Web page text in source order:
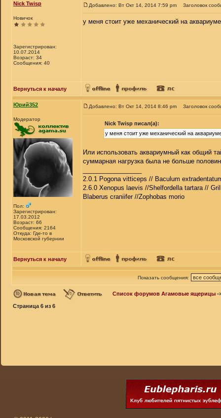
Nick Twisp
Новичок
Зарегистрирован:
10.07.2014
Возраст: 34
Сообщения: 40
Добавлено: Вт Окт 14, 2014 7:59 pm Заголовок
у меня стоит уже механический на
Вернуться к началу
Юрий352
Модератор
Пол:
Зарегистрирован:
17.03.2012
Возраст: 66
Сообщения: 2164
Откуда: Где-то в
Московской губернии
Добавлено: Вт Окт 14, 2014 8:46 pm Заголовок
Nick Twisp писал(а):
у меня стоит уже механический на
Или использовать аквариумный как общий
суммарная нагрузка была не больше
2.0.1 Pogona vitticeps // Baculum
2.6.0 Xenopus laevis //Shelfordella tartara //
Blaberus craniifer //Zophobas morio
Вернуться к началу
Показать сообщения:
Список форумов Агамовые ящерицы -
Страница 6 из 6